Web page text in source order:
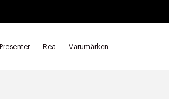
Presenter Rea Varumärken
Rengörings-skum